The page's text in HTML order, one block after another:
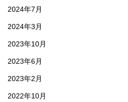
2024年7月
2024年3月
2023年10月
2023年6月
2023年2月
2022年10月